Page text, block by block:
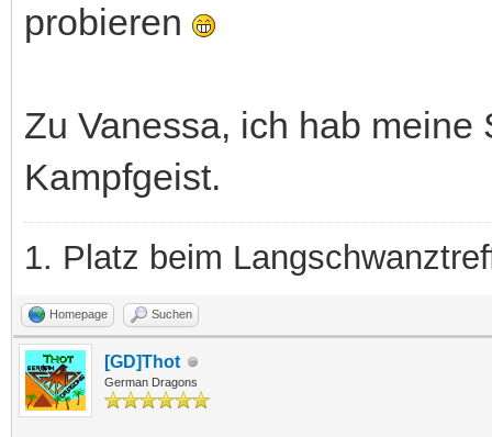
probieren
Zu Vanessa, ich hab
Kampfgeist.
1. Platz beim
Homepage Suchen
[GD]Thot
German Dragons